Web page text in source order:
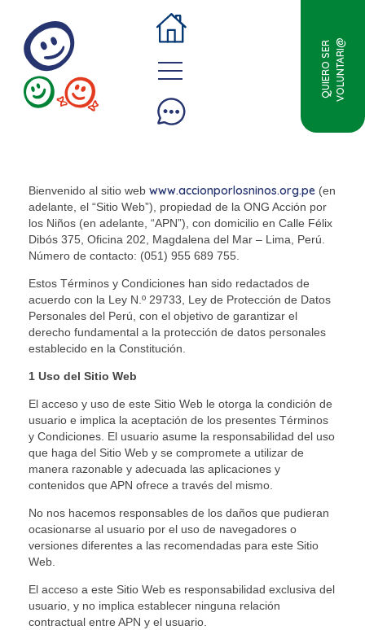
QUIERO SERVOLUNTARI@
Bienvenido al sitio web www.accionporlosninos.org.pe (en
adelante, el “Sitio Web”), propiedad de la ONG Acción por
los Niños (en adelante, “APN”), con domicilio en Calle Félix
Dibós 375, Oficina 202, Magdalena del Mar – Lima, Perú.
Número de contacto: (051) 955 689 755.
Estos Términos y Condiciones han sido redactados de
acuerdo con la Ley N.º 29733, Ley de Protección de Datos
Personales del Perú, con el objetivo de garantizar el
derecho fundamental a la protección de datos personales
establecido en la Constitución.
1 Uso del Sitio Web
El acceso y uso de este Sitio Web le otorga la condición de
usuario e implica la aceptación de los presentes Términos
y Condiciones. El usuario asume la responsabilidad del uso
que haga del Sitio Web y se compromete a utilizar de
manera razonable y adecuada las aplicaciones y
contenidos que APN ofrece a través del mismo.
No nos hacemos responsables de los daños que pudieran
ocasionarse al usuario por el uso de navegadores o
versiones diferentes a las recomendadas para este Sitio
Web.
El acceso a este Sitio Web es responsabilidad exclusiva del
usuario, y no implica establecer ninguna relación
contractual entre APN y el usuario.